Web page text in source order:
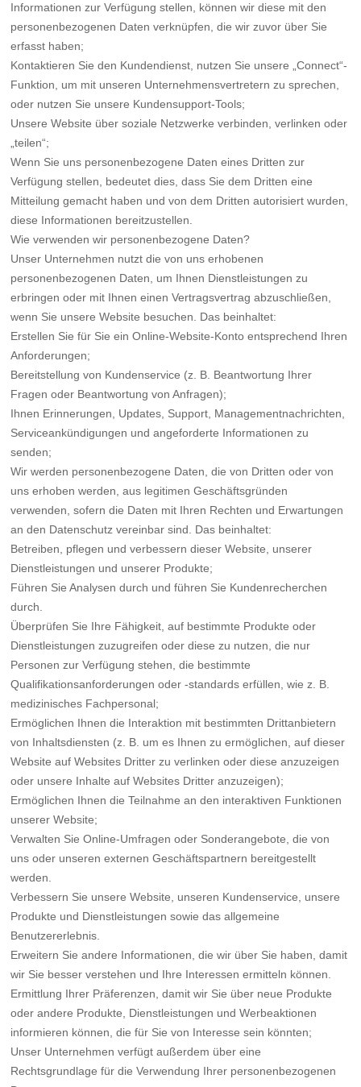
Informationen zur Verfügung stellen, können wir diese mit den
personenbezogenen Daten verknüpfen, die wir zuvor über Sie
erfasst haben;
Kontaktieren Sie den Kundendienst, nutzen Sie unsere „Connect“-
Funktion, um mit unseren Unternehmensvertretern zu sprechen,
oder nutzen Sie unsere Kundensupport-Tools;
Unsere Website über soziale Netzwerke verbinden, verlinken oder
„teilen“;
Wenn Sie uns personenbezogene Daten eines Dritten zur
Verfügung stellen, bedeutet dies, dass Sie dem Dritten eine
Mitteilung gemacht haben und von dem Dritten autorisiert wurden,
diese Informationen bereitzustellen.
Wie verwenden wir personenbezogene Daten?
Unser Unternehmen nutzt die von uns erhobenen
personenbezogenen Daten, um Ihnen Dienstleistungen zu
erbringen oder mit Ihnen einen Vertragsvertrag abzuschließen,
wenn Sie unsere Website besuchen. Das beinhaltet:
Erstellen Sie für Sie ein Online-Website-Konto entsprechend Ihren
Anforderungen;
Bereitstellung von Kundenservice (z. B. Beantwortung Ihrer
Fragen oder Beantwortung von Anfragen);
Ihnen Erinnerungen, Updates, Support, Managementnachrichten,
Serviceankündigungen und angeforderte Informationen zu
senden;
Wir werden personenbezogene Daten, die von Dritten oder von
uns erhoben werden, aus legitimen Geschäftsgründen
verwenden, sofern die Daten mit Ihren Rechten und Erwartungen
an den Datenschutz vereinbar sind. Das beinhaltet:
Betreiben, pflegen und verbessern dieser Website, unserer
Dienstleistungen und unserer Produkte;
Führen Sie Analysen durch und führen Sie Kundenrecherchen
durch.
Überprüfen Sie Ihre Fähigkeit, auf bestimmte Produkte oder
Dienstleistungen zuzugreifen oder diese zu nutzen, die nur
Personen zur Verfügung stehen, die bestimmte
Qualifikationsanforderungen oder -standards erfüllen, wie z. B.
medizinisches Fachpersonal;
Ermöglichen Ihnen die Interaktion mit bestimmten Drittanbietern
von Inhaltsdiensten (z. B. um es Ihnen zu ermöglichen, auf dieser
Website auf Websites Dritter zu verlinken oder diese anzuzeigen
oder unsere Inhalte auf Websites Dritter anzuzeigen);
Ermöglichen Ihnen die Teilnahme an den interaktiven Funktionen
unserer Website;
Verwalten Sie Online-Umfragen oder Sonderangebote, die von
uns oder unseren externen Geschäftspartnern bereitgestellt
werden.
Verbessern Sie unsere Website, unseren Kundenservice, unsere
Produkte und Dienstleistungen sowie das allgemeine
Benutzererlebnis.
Erweitern Sie andere Informationen, die wir über Sie haben, damit
wir Sie besser verstehen und Ihre Interessen ermitteln können.
Ermittlung Ihrer Präferenzen, damit wir Sie über neue Produkte
oder andere Produkte, Dienstleistungen und Werbeaktionen
informieren können, die für Sie von Interesse sein könnten;
Unser Unternehmen verfügt außerdem über eine
Rechtsgrundlage für die Verwendung Ihrer personenbezogenen